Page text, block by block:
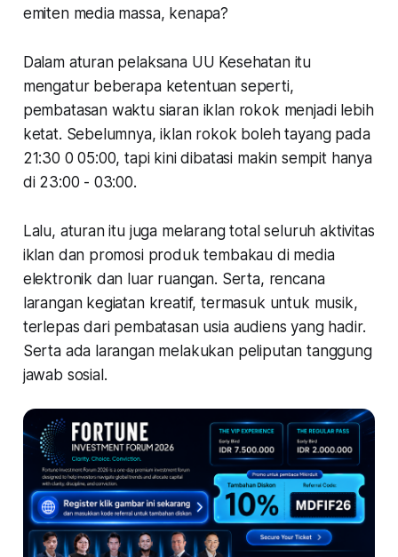
emiten media massa, kenapa?
Dalam aturan pelaksana UU Kesehatan itu
mengatur beberapa ketentuan seperti,
pembatasan waktu siaran iklan rokok menjadi lebih
ketat. Sebelumnya, iklan rokok boleh tayang pada
21:30 0 05:00, tapi kini dibatasi makin sempit hanya
di 23:00 - 03:00.
Lalu, aturan itu juga melarang total seluruh aktivitas
iklan dan promosi produk tembakau di media
elektronik dan luar ruangan. Serta, rencana
larangan kegiatan kreatif, termasuk untuk musik,
terlepas dari pembatasan usia audiens yang hadir.
Serta ada larangan melakukan peliputan tanggung
jawab sosial.